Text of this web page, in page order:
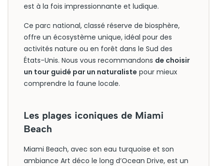
est à la fois impressionnante et ludique.
Ce parc national, classé réserve de biosphère,
offre un écosystème unique, idéal pour des
activités nature ou en forêt dans le Sud des
États-Unis. Nous vous recommandons de choisir
un tour guidé par un naturaliste pour mieux
comprendre la faune locale.
Les plages iconiques de Miami
Beach
Miami Beach, avec son eau turquoise et son
ambiance Art déco le long d’Ocean Drive, est un